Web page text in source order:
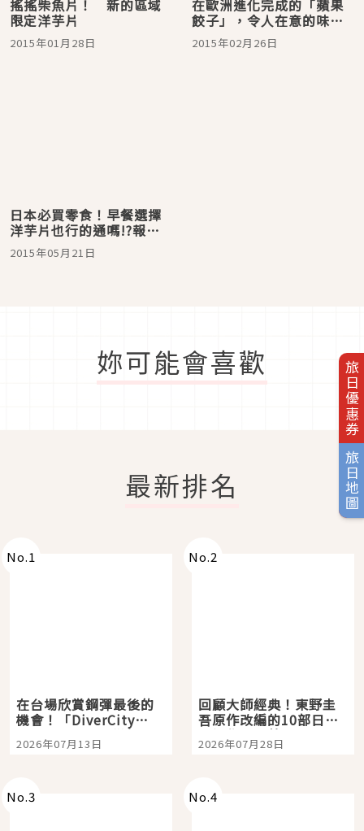
旅日優惠券
旅日地圖
搖搖柴魚片！ 新的區域
限定洋芋片
2015年01月28日
在歐洲進化完成的「蘋果
餃子」，令人在意的味道
又是如何呢？
2015年02月26日
日本必買零食！早餐選擇
洋芋片也行的通嗎!?報告
一下湖池屋的新感覺洋芋
片「桃子口味」和「香蕉
2015年05月21日
妳可能會喜歡
最新排名
No.1
在台場欣賞鋼彈最後的
機會！「DiverCity
Tokyo Plaza」搭船、
購物、美食及夜景，一
2026年07月13日
No.2
回顧大師經典！東野圭
吾原作改編的10部日本
影視作品推薦
2026年07月28日
No.3 No.4